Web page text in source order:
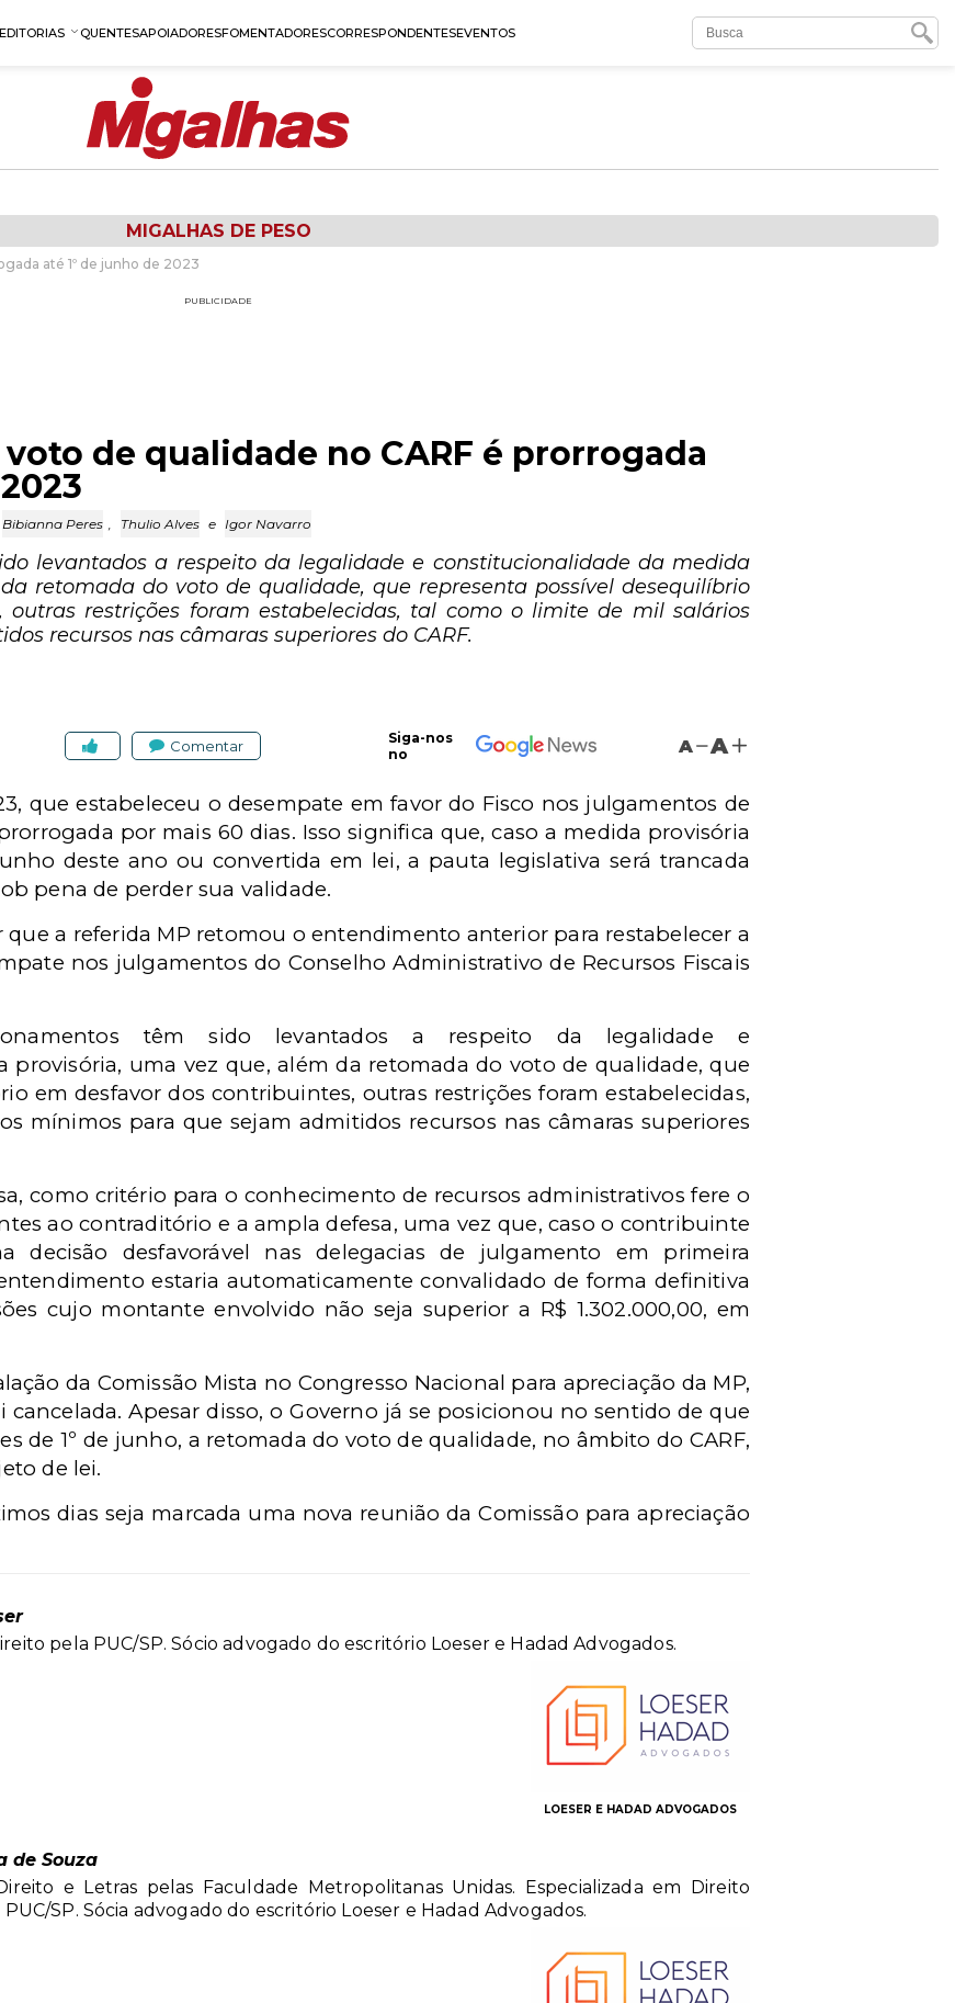
EDITORIAS QUENTESAPOIADORESFOMENTADORESCORRESPONDENTESEVENTOS
MIGALHAS DE PESO
até 1º de junho de 2023
PUBLICIDADE
de qualidade no CARF é prorrogada
Bibianna Peres , Thulio Alves e Igor Navarro
levantados a respeito da legalidade e constitucionalidade da medida
retomada do voto de qualidade, que representa possível desequilíbrio
outras restrições foram estabelecidas, tal como o limite de mil salários
recursos nas câmaras superiores do CARF.
Comentar
Siga-nos
no
A A
que estabeleceu o desempate em favor do Fisco nos julgamentos de
por mais 60 dias. Isso significa que, caso a medida provisória
deste ano ou convertida em lei, a pauta legislativa será trancada
pena de perder sua validade.
que a referida MP retomou o entendimento anterior para restabelecer a
nos julgamentos do Conselho Administrativo de Recursos Fiscais
têm sido levantados a respeito da legalidade e
provisória, uma vez que, além da retomada do voto de qualidade, que
em desfavor dos contribuintes, outras restrições foram estabelecidas,
mínimos para que sejam admitidos recursos nas câmaras superiores
como critério para o conhecimento de recursos administrativos fere o
ao contraditório e a ampla defesa, uma vez que, caso o contribuinte
decisão desfavorável nas delegacias de julgamento em primeira
estaria automaticamente convalidado de forma definitiva
cujo montante envolvido não seja superior a R$ 1.302.000,00, em
da Comissão Mista no Congresso Nacional para apreciação da MP,
cancelada. Apesar disso, o Governo já se posicionou no sentido de que
de 1º de junho, a retomada do voto de qualidade, no âmbito do CARF,
de lei.
dias seja marcada uma nova reunião da Comissão para apreciação
pela PUC/SP. Sócio advogado do escritório Loeser e Hadad Advogados.
LOESER E HADAD ADVOGADOS
de Souza
e Letras pelas Faculdade Metropolitanas Unidas. Especializada em Direito
SP. Sócia advogado do escritório Loeser e Hadad Advogados.